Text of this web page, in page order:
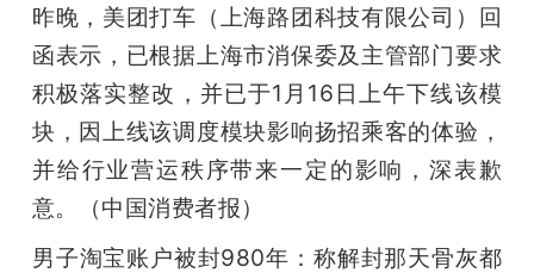
昨晚，美团打车（上海路团科技有限公司）回
函表示，已根据上海市消保委及主管部门要求
积极落实整改，并已于1月16日上午下线该模
块，因上线该调度模块影响扬招乘客的体验，
并给行业营运秩序带来一定的影响，深表歉
意。（中国消费者报）
男子淘宝账户被封980年：称解封那天骨灰都